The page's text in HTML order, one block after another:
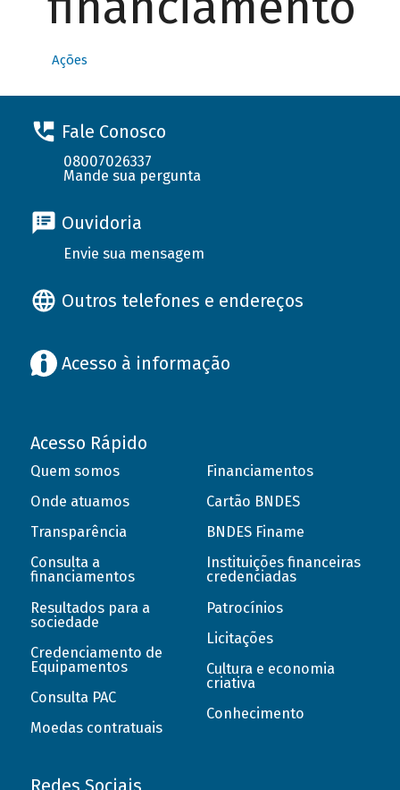
Ações
Fale Conosco
08007026337
Mande sua pergunta
Ouvidoria
Envie sua mensagem
Outros telefones e endereços
Acesso à informação
Acesso Rápido
Quem somos
Onde atuamos
Transparência
Consulta a
financiamentos
Resultados para a
sociedade
Credenciamento de
Equipamentos
Consulta PAC
Moedas contratuais
Financiamentos
Cartão BNDES
BNDES Finame
Instituições financeiras
credenciadas
Patrocínios
Licitações
Cultura e economia
criativa
Conhecimento